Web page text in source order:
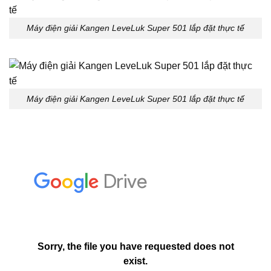
Máy điện giải Kangen LeveLuk Super 501 lắp đặt thực tế
Máy điện giải Kangen LeveLuk Super 501 lắp đặt thực tế